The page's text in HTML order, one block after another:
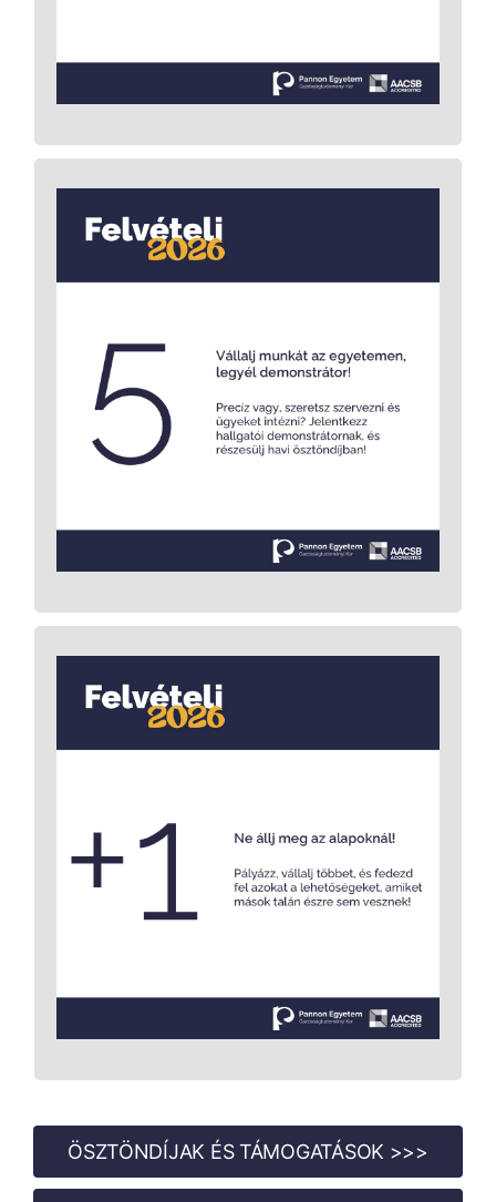
Dolgozz hallgatói demonstrátorként
csak tanulsz, hanem tapasztalatot is szerzel:
részt vehetsz kutatásokban, segíthetsz
szervezési feladatokban, és ezért ösztöndíjat
is kapsz. Legyen szó szakmai érdeklődésről
vagy szervezési vénáról, nálunk mindenki
megtalálhatja a hozzá passzoló feladatot.
rengeteg plusz támogatás, ösztöndíj és
élmény vár, csak nyitott szemmel kell járnod,
és egy kicsit többet beletenni, mint a
kötelező. Megéri!
ÖSZTÖNDÍJAK ÉS TÁMOGATÁSOK >>>